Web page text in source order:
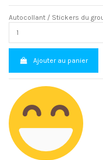
Autocollant / Stickers du
Ajouter au panier